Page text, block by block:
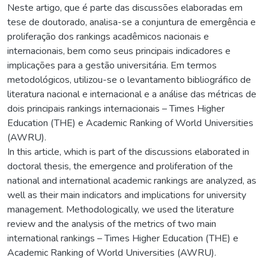
Neste artigo, que é parte das discussões elaboradas em
tese de doutorado, analisa-se a conjuntura de emergência e
proliferação dos rankings acadêmicos nacionais e
internacionais, bem como seus principais indicadores e
implicações para a gestão universitária. Em termos
metodológicos, utilizou-se o levantamento bibliográfico de
literatura nacional e internacional e a análise das métricas de
dois principais rankings internacionais – Times Higher
Education (THE) e Academic Ranking of World Universities
(AWRU).
In this article, which is part of the discussions elaborated in
doctoral thesis, the emergence and proliferation of the
national and international academic rankings are analyzed, as
well as their main indicators and implications for university
management. Methodologically, we used the literature
review and the analysis of the metrics of two main
international rankings – Times Higher Education (THE) e
Academic Ranking of World Universities (AWRU).